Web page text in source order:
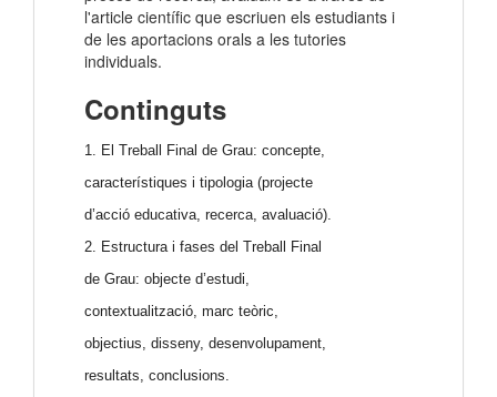
l'article científic que escriuen els estudiants i
de les aportacions orals a les tutories
individuals.
Continguts
1. El Treball Final de Grau: concepte,
característiques i tipologia (projecte
d’acció educativa, recerca, avaluació).
2. Estructura i fases del Treball Final
de Grau: objecte d’estudi,
contextualització, marc teòric,
objectius, disseny, desenvolupament,
resultats, conclusions.